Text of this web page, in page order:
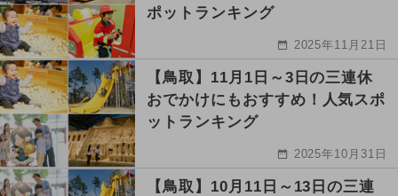
ポットランキング
2025年11月21日
【鳥取】11月1日～3日の三連休
おでかけにもおすすめ！人気スポ
ットランキング
2025年10月31日
【鳥取】10月11日～13日の三連